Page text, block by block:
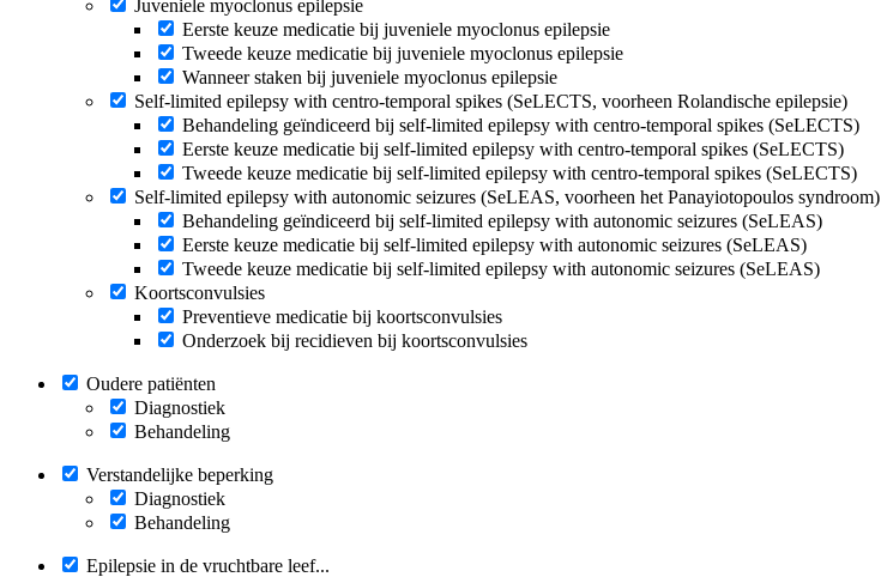
Juveniele myoclonus epilepsie
Eerste keuze medicatie bij juveniele myoclonus epilepsie
Tweede keuze medicatie bij juveniele myoclonus epilepsie
Wanneer staken bij juveniele myoclonus epilepsie
Self-limited epilepsy with centro-temporal spikes (SeLECTS, voorheen Rolandische epilepsie)
Behandeling geïndiceerd bij self-limited epilepsy with centro-temporal spikes (SeLECTS)
Eerste keuze medicatie bij self-limited epilepsy with centro-temporal spikes (SeLECTS)
Tweede keuze medicatie bij self-limited epilepsy with centro-temporal spikes (SeLECTS)
Self-limited epilepsy with autonomic seizures (SeLEAS, voorheen het Panayiotopoulos syndroom)
Behandeling geïndiceerd bij self-limited epilepsy with autonomic seizures (SeLEAS)
Eerste keuze medicatie bij self-limited epilepsy with autonomic seizures (SeLEAS)
Tweede keuze medicatie bij self-limited epilepsy with autonomic seizures (SeLEAS)
Koortsconvulsies
Preventieve medicatie bij koortsconvulsies
Onderzoek bij recidieven bij koortsconvulsies
Oudere patiënten
Diagnostiek
Behandeling
Verstandelijke beperking
Diagnostiek
Behandeling
Epilepsie in de vruchtbare leef...